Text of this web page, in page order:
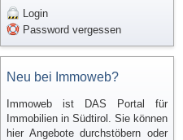
Login
Password vergessen
Neu bei Immoweb?
Immoweb ist DAS Portal für
Immobilien in Südtirol. Sie können
hier Angebote durchstöbern oder